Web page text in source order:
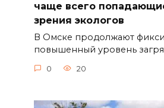
чаще всего
зрения экологов
В Омске продолжают
повышенный уровень
0 20